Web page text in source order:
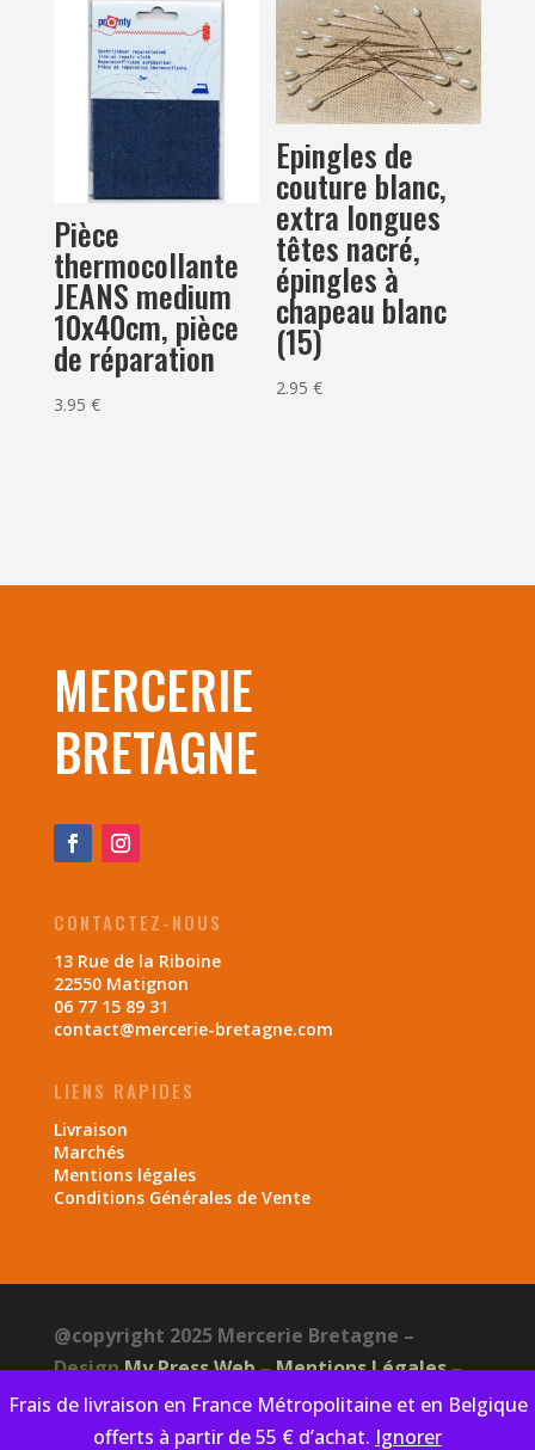
Frais de livraison en France Métropolitaine et en Belgique
offerts à partir de 55 € d’achat. Ignorer
Pièce
thermocollante
JEANS medium
10x40cm, pièce
de réparation
3.95 €
Epingles de
couture blanc,
extra longues
têtes nacré,
épingles à
chapeau blanc
(15)
2.95€
MERCERIE
BRETAGNE
CONTACTEZ-NOUS
13 Rue de la Riboine
22550 Matignon
06 77 15 89 31
contact@mercerie-bretagne.com
LIENS RAPIDES
Livraison
Marchés
Mentions légales
Conditions Générales de Vente
@copyright 2025 Mercerie Bretagne –
DesignMy Press Web–Mentions Légales–
CGV–Politique de confidentialité